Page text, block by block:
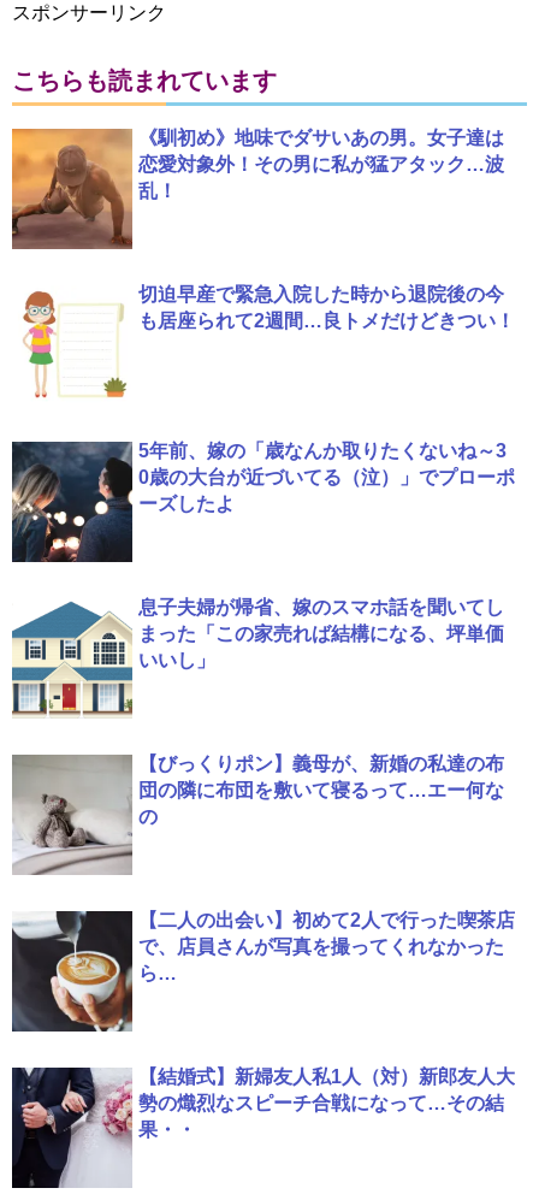
スポンサーリンク
こちらも読まれています
《馴初め》地味でダサいあの男。女子達は
恋愛対象外！その男に私が猛アタック…波
乱！
切迫早産で緊急入院した時から退院後の今
も居座られて2週間…良トメだけどきつい！
5年前、嫁の「歳なんか取りたくないね～3
0歳の大台が近づいてる（泣）」でプローポ
ーズしたよ
息子夫婦が帰省、嫁のスマホ話を聞いてし
まった「この家売れば結構になる、坪単価
いいし」
【びっくりポン】義母が、新婚の私達の布
団の隣に布団を敷いて寝るって…エー何な
の
【二人の出会い】初めて2人で行った喫茶店
で、店員さんが写真を撮ってくれなかった
ら…
【結婚式】新婦友人私1人（対）新郎友人大
勢の熾烈なスピーチ合戦になって…その結
果・・